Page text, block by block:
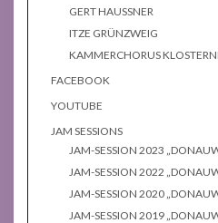
GERT HAUSSNER
ITZE GRÜNZWEIG
KAMMERCHORUS
FACEBOOK
YOUTUBE
JAM SESSIONS
JAM-SESSION 2023
JAM-SESSION 2022
JAM-SESSION 2020
JAM-SESSION 2019